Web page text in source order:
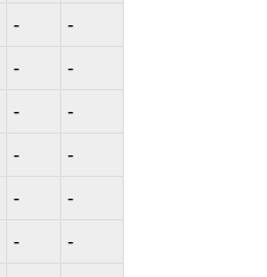
- -
- -
- -
- -
- -
- -